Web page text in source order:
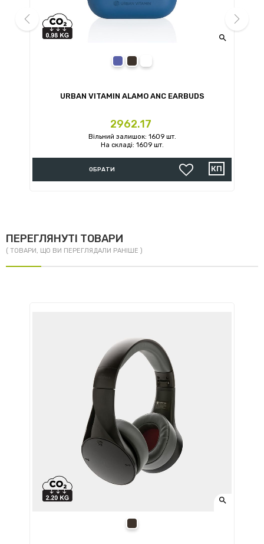

URBAN VITAMIN ALAMO ANC EARBUDS
Ціна
2962.17
Вільний залишок: 1609 шт.
На складі: 1609 шт.
ОБРАТИ
ПЕРЕГЛЯНУТІ ТОВАРИ
( ТОВАРИ, ЩО ВИ ПЕРЕГЛЯДАЛИ РАНІШЕ )
